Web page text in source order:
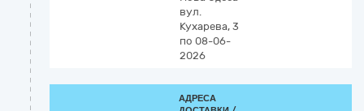
вул.
Кухарева, 3
по 08-06-
2026
АДРЕСА